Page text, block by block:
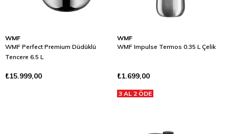
WMF
WMF Perfect Premium Düdüklü
Tencere 6.5 L
₺15.999,00
WMF
WMF Impulse Termos 0.35 L Çelik
₺1.699,00
3 AL 2 ÖDE